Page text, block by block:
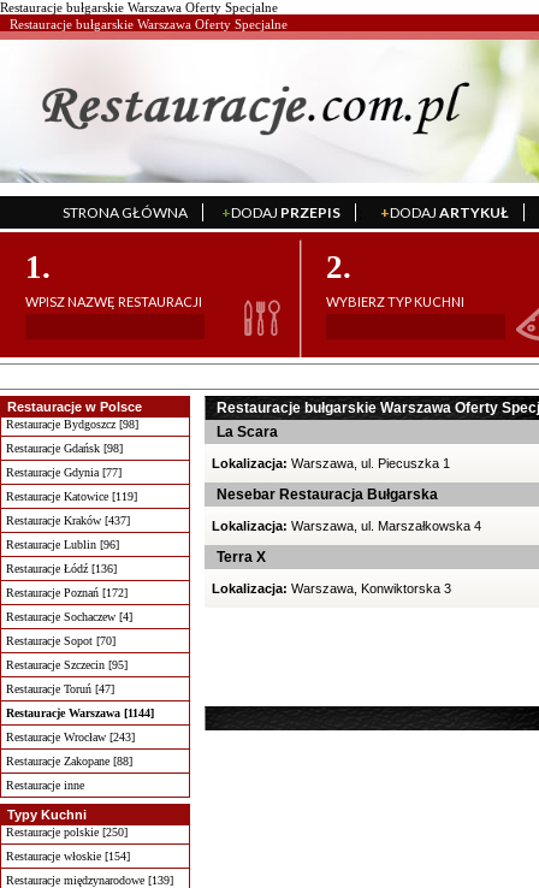
Restauracje bułgarskie Warszawa Oferty Specjalne
Restauracje bułgarskie Warszawa Oferty Specjalne
STRONA GŁÓWNA +DODAJ PRZEPIS +DODAJ ARTYKUŁ
1.
WPISZ NAZWĘ RESTAURACJI
2.
WYBIERZ TYP KUCHNI
Restauracje w Polsce
Restauracje Bydgoszcz [98]
Restauracje Gdańsk [98]
Restauracje Gdynia [77]
Restauracje Katowice [119]
Restauracje Kraków [437]
Restauracje Lublin [96]
Restauracje Łódź [136]
Restauracje Poznań [172]
Restauracje Sochaczew [4]
Restauracje Sopot [70]
Restauracje Szczecin [95]
Restauracje Toruń [47]
Restauracje Warszawa [1144]
Restauracje Wrocław [243]
Restauracje Zakopane [88]
Restauracje inne
Typy Kuchni
Restauracje polskie [250]
Restauracje włoskie [154]
Restauracje międzynarodowe [139]
Restauracje bułgarskie Warszawa Oferty
La Scara
Lokalizacja: Warszawa, ul. Piecuszka 1
Nesebar Restauracja Bułgarska
Lokalizacja: Warszawa, ul. Marszałkowska 4
Terra X
Lokalizacja: Warszawa, Konwiktorska 3